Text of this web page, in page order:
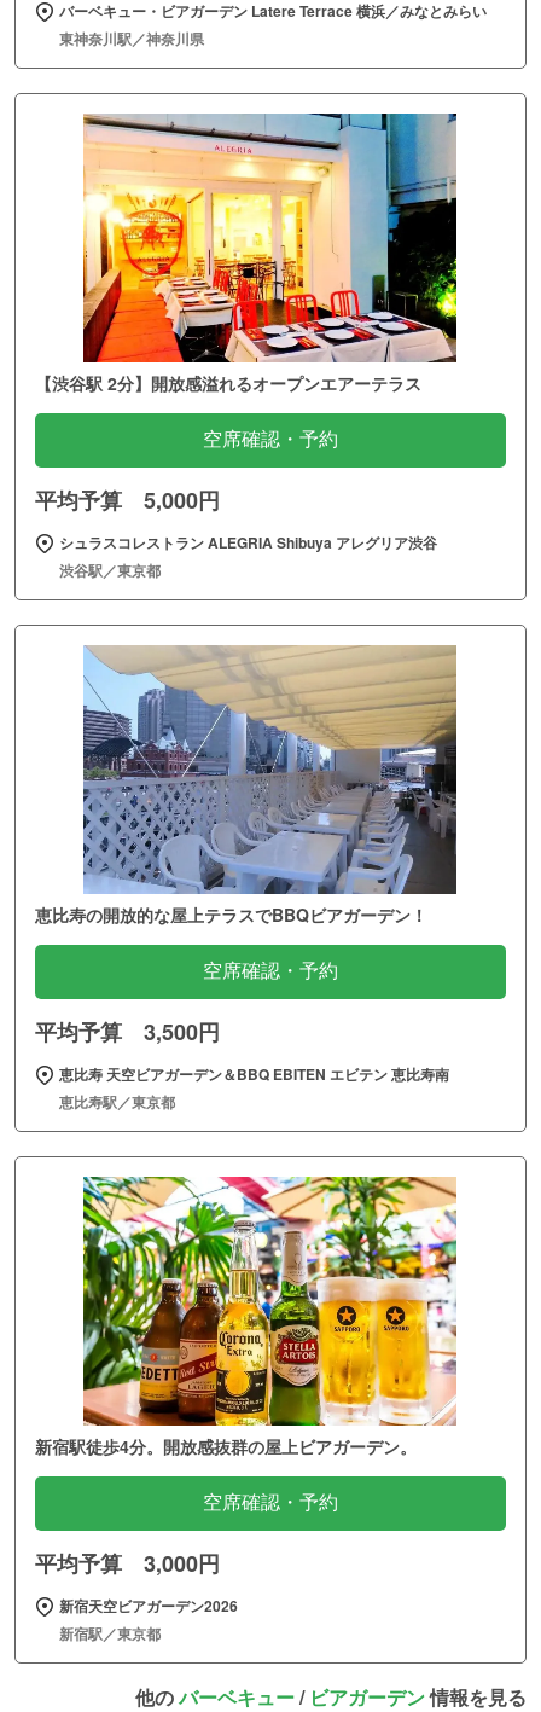
バーベキュー・ビアガーデン Latere Terrace 横浜／みなとみらい
東神奈川駅／神奈川県
【渋谷駅 2分】開放感溢れるオープンエアーテラス
空席確認・予約
平均予算 5,000円
シュラスコレストラン ALEGRIA Shibuya アレグリア渋谷
渋谷駅／東京都
恵比寿の開放的な屋上テラスでBBQビアガーデン！
空席確認・予約
平均予算 3,500円
恵比寿 天空ビアガーデン＆BBQ EBITEN エビテン 恵比寿南
恵比寿駅／東京都
新宿駅徒歩4分。開放感抜群の屋上ビアガーデン。
空席確認・予約
平均予算 3,000円
新宿天空ビアガーデン2026
新宿駅／東京都
他のバーベキュー/ ビアガーデン情報を見る